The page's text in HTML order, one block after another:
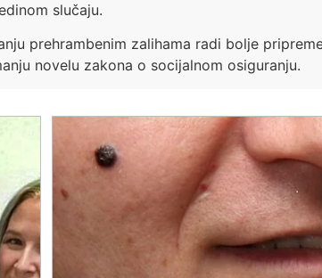
slučaju.
prehrambenim zalihama radi bolje
novelu zakona o socijalnom osiguranju.